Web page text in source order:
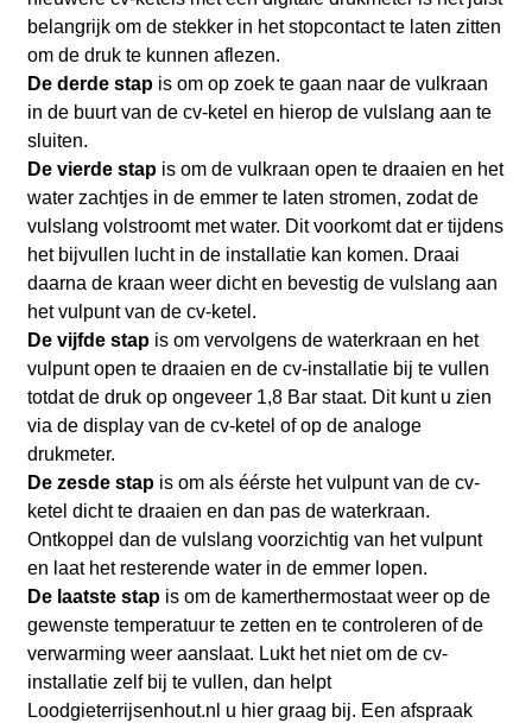
belangrijk om de stekker in het stopcontact te laten zitten
om de druk te kunnen aflezen.
De derde stapis om op zoek te gaan naar de vulkraan
in de buurt van de cv-ketel en hierop de vulslang aan te
sluiten.
De vierde stapis om de vulkraan open te draaien en het
water zachtjes in de emmer te laten stromen, zodat de
vulslang volstroomt met water. Dit voorkomt dat er tijdens
het bijvullen lucht in de installatie kan komen. Draai
daarna de kraan weer dicht en bevestig de vulslang aan
het vulpunt van de cv-ketel.
De vijfde stapis om vervolgens de waterkraan en het
vulpunt open te draaien en de cv-installatie bij te vullen
totdat de druk op ongeveer 1,8 Bar staat. Dit kunt u zien
via de display van de cv-ketel of op de analoge
drukmeter.
De zesde stapis om als éérste het vulpunt van de cv-
ketel dicht te draaien en dan pas de waterkraan.
Ontkoppel dan de vulslang voorzichtig van het vulpunt
en laat het resterende water in de emmer lopen.
De laatste stapis om de kamerthermostaat weer op de
gewenste temperatuur te zetten en te controleren of de
verwarming weer aanslaat. Lukt het niet om de cv-
installatie zelf bij te vullen, dan helpt
Loodgieterrijsenhout.nl u hier graag bij. Een afspraak